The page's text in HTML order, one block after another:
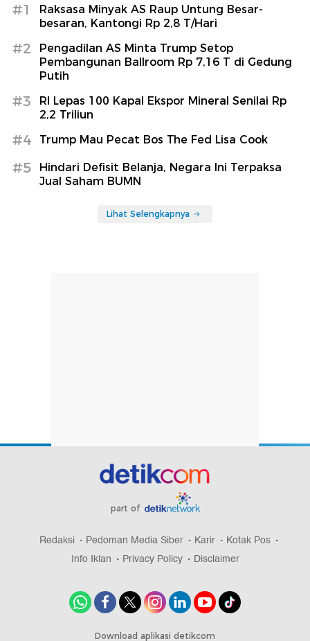
#1
Raksasa Minyak AS Raup Untung Besar-
besaran, Kantongi Rp 2,8 T/Hari
#2
Pengadilan AS Minta Trump Setop
Pembangunan Ballroom Rp 7,16 T di Gedung
Putih
#3
RI Lepas 100 Kapal Ekspor Mineral Senilai Rp
2,2 Triliun
#4 Trump Mau Pecat Bos The Fed Lisa Cook
#5
Hindari Defisit Belanja, Negara Ini Terpaksa
Jual Saham BUMN
Lihat Selengkapnya
part of
Redaksi Pedoman Media Siber Karir
Kotak Pos
Info Iklan
Privacy Policy Disclaimer
Download aplikasi detikcom